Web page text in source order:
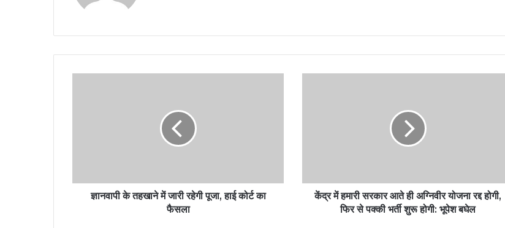
ने
ज्ञानवापी के तहखाने में जारी रहेगी पूजा, हाई कोर्ट का
फैसला
का
केंद्र में हमारी सरकार आते ही अग्निवीर योजना रद्द होगी,
फिर से पक्की भर्ती शुरू होगी: भूपेश बघेल